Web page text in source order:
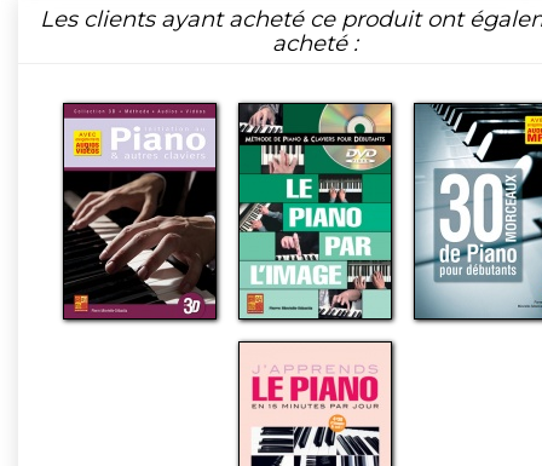
Les clients ayant acheté ce produit ont
acheté :